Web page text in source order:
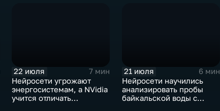
22 июля
7 мин
Нейросети угрожают
энергосистемам, а NVidia
учится отличать
21 июля
6 мин
Нейросети научились
анализировать пробы
байкальской воды с